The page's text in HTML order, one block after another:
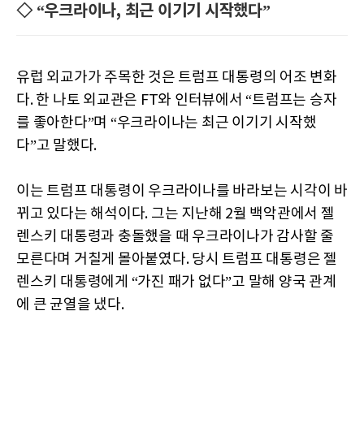
◇ “우크라이나, 최근 이기기 시작했다”
유럽 외교가가 주목한 것은 트럼프 대통령의 어조 변화
다. 한 나토 외교관은 FT와 인터뷰에서 “트럼프는 승자
를 좋아한다”며 “우크라이나는 최근 이기기 시작했
다”고 말했다.
이는 트럼프 대통령이 우크라이나를 바라보는 시각이 바
뀌고 있다는 해석이다. 그는 지난해 2월 백악관에서 젤
렌스키 대통령과 충돌했을 때 우크라이나가 감사할 줄
모른다며 거칠게 몰아붙였다. 당시 트럼프 대통령은 젤
렌스키 대통령에게 “가진 패가 없다”고 말해 양국 관계
에 큰 균열을 냈다.